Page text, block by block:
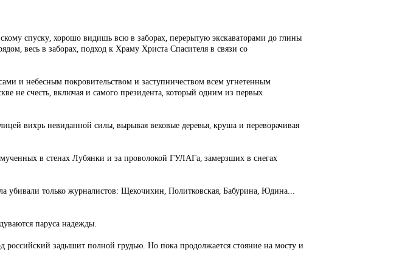
спуску, хорошо видишь всю в заборах, перерытую экскаваторами до глины
весь в заборах, подход к Храму Христа Спасителя в связи со
и небесным покровительством и заступничеством всем угнетенным
не счесть, включая и самого президента, который одним из первых
вихрь невиданной силы, вырывая вековые деревья, круша и переворачивая
в стенах Лубянки и за проволокой ГУЛАГа, замерзших в снегах
убивали только журналистов: Щекочихин, Политковская, Бабурина, Юдина...
паруса надежды.
российский задышит полной грудью. Но пока продолжается стояние на мосту и